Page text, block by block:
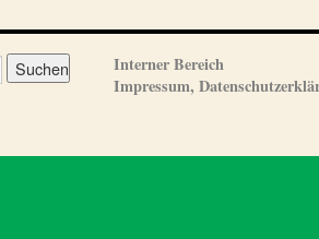
Interner Bereich
Impressum,